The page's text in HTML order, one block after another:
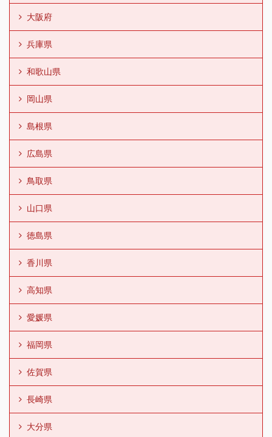
大阪府
兵庫県
和歌山県
岡山県
島根県
広島県
鳥取県
山口県
徳島県
香川県
高知県
愛媛県
福岡県
佐賀県
長崎県
大分県